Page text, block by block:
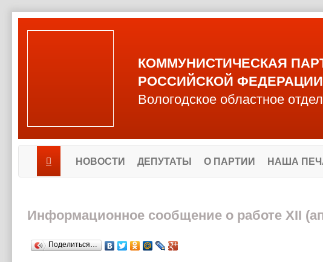
КОММУНИСТИЧЕСКАЯ
РОССИЙСКОЙ ФЕДЕРАЦИИ
Вологодское областное
НОВОСТИ ДЕПУТАТЫ О ПАРТИИ НАША
Информационное сообщение о работе XII
Поделиться…